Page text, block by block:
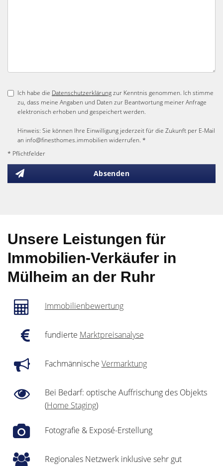
Ich habe die Datenschutzerklärungzur Kenntnis genommen. Ich stimme
zu, dass meine Angaben und Daten zur Beantwortung meiner Anfrage
elektronisch erhoben und gespeichert werden.
Hinweis: Sie können Ihre Einwilligung jederzeit für die Zukunft per E-Mail
an info@finesthomes.immobilien widerrufen. *
* Pflichtfelder
Absenden
Unsere Leistungen für
Immobilien-Verkäufer in
Mülheim an der Ruhr
Immobilienbewertung
fundierte Marktpreisanalyse
Fachmännische Vermarktung
Bei Bedarf: optische Auffrischung des Objekts
(Home Staging)
Fotografie & Exposé-Erstellung
Regionales Netzwerk inklusive sehr gut